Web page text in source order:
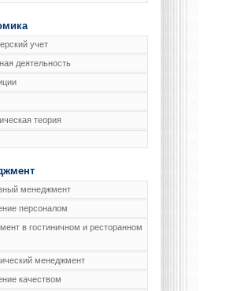
учет
деятельность
теория
менеджмент
персоналом
в гостиничном и ресторанном
менеджмент
качеством